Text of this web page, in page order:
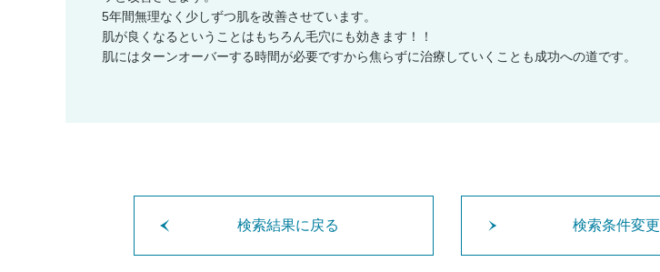
5年間無理なく少しずつ肌を改善させています。
肌が良くなるということはもちろん毛穴にも効きます！！
肌にはターンオーバーする時間が必要ですから焦らずに治療していくことも成功への道です。
検索結果に戻る 検索条件変更